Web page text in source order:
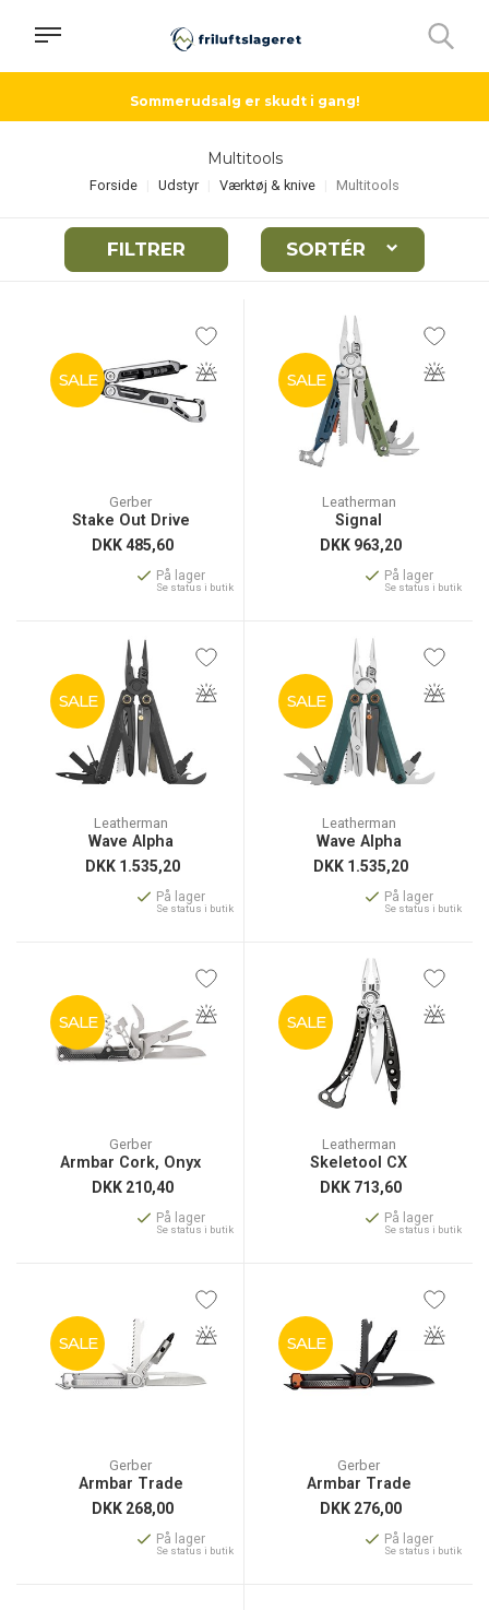
Sommerudsalg er skudt i gang!
Multitools
Forside Udstyr Værktøj & knive Multitools
FILTRER SORTÉR
SALE
Gerber
Stake Out Drive
DKK485,60
På lager
Se status i butik
SALE
Leatherman
Signal
DKK 963,20
På lager
Se status i butik
SALE
Leatherman
Wave Alpha
DKK 1.535,20
På lager
Se status i butik
SALE
Leatherman
Wave Alpha
DKK 1.535,20
På lager
Se status i butik
SALE
Gerber
Armbar Cork, Onyx
DKK 210,40
På lager
Se status i butik
SALE
Leatherman
Skeletool CX
DKK 713,60
På lager
Se status i butik
SALE
Gerber
Armbar Trade
DKK 268,00
På lager
Se status i butik
SALE
Gerber
Armbar Trade
DKK 276,00
På lager
Se status i butik